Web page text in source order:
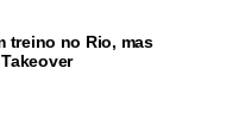
treino no Rio, mas